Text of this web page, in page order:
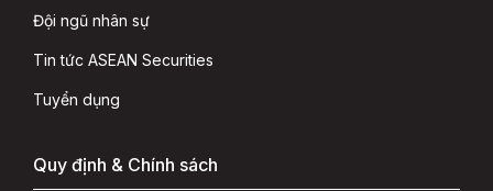
Đội ngũ nhân sự
Tin tức ASEAN Securities
Tuyển dụng
Quy định & Chính sách